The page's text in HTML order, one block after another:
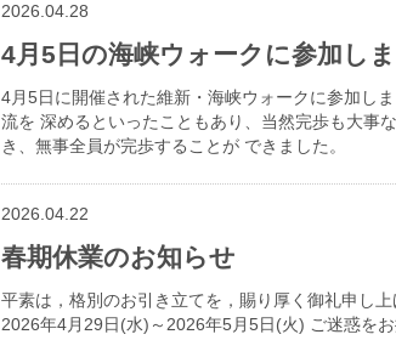
2026.04.28
4月5日の海峡ウォークに参加しま
4月5日に開催された維新・海峡ウォークに参加し
流を 深めるといったこともあり、当然完歩も大事
き、無事全員が完歩することが できました。
2026.04.22
春期休業のお知らせ
平素は，格別のお引き立てを，賜り厚く御礼申し
2026年4月29日(水)～2026年5月5日(火) ご迷惑を